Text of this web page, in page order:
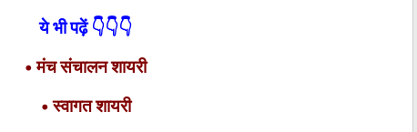
ये भी पढ़ें 👇👇👇
•मंच संचालन शायरी
•स्वागत शायरी